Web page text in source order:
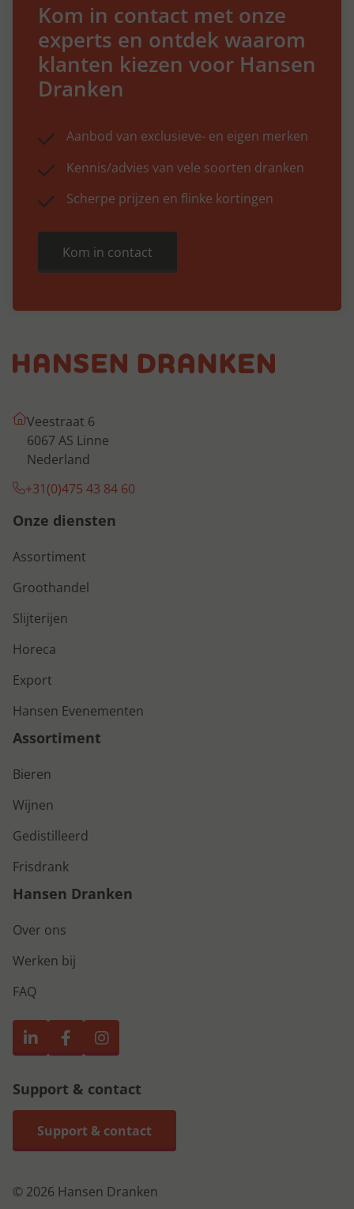
Kom in contact met onze
experts en ontdek waarom
klanten kiezen voor Hansen
Dranken
Aanbod van exclusieve- en eigen merken
Kennis/advies van vele soorten dranken
Scherpe prijzen en flinke kortingen
Kom in contact
Veestraat 6
6067 AS Linne
Nederland
+31(0)475 43 84 60
Onze diensten
Assortiment
Groothandel
Slijterijen
Horeca
Export
Hansen Evenementen
Assortiment
Bieren
Wijnen
Gedistilleerd
Frisdrank
Hansen Dranken
Over ons
Werken bij
FAQ
Support & contact
Support & contact
© 2026 Hansen Dranken